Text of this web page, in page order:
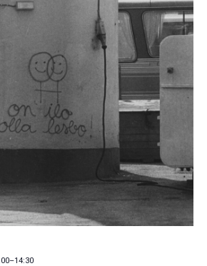
–14:30